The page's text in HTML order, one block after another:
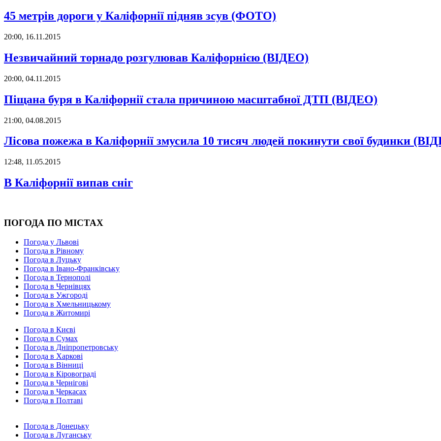
45 метрів дороги у Каліфорнії підняв зсув (ФОТО)
20:00, 16.11.2015
Незвичайний торнадо розгулював Каліфорнією (ВІДЕО)
20:00, 04.11.2015
Піщана буря в Каліфорнії стала причиною масштабної ДТП (ВІДЕО)
21:00, 04.08.2015
Лісова пожежа в Каліфорнії змусила 10 тисяч людей покинути свої будинки
12:48, 11.05.2015
В Каліфорнії випав сніг
ПОГОДА ПО МІСТАХ
Погода у Львові
Погода в Рівному
Погода в Луцьку
Погода в Івано-Франківську
Погода в Тернополі
Погода в Чернівцях
Погода в Ужгороді
Погода в Хмельницькому
Погода в Житомирі
Погода в Києві
Погода в Сумах
Погода в Дніпропетровську
Погода в Харкові
Погода в Вінниці
Погода в Кіровограді
Погода в Чернігові
Погода в Черкасах
Погода в Полтаві
Погода в Донецьку
Погода в Луганську